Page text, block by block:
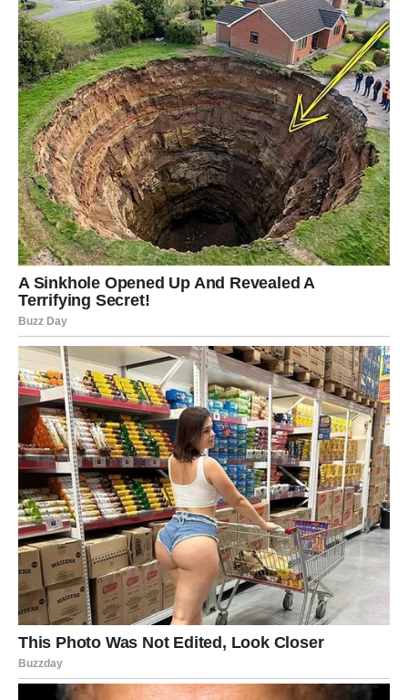
Škorpije će u drugoj polovini februara doživeti snažno
razotkrivanje.
Ako je neko bio neiskren – istina izlazi. Ako ste vi nosili
tajnu – sada dolazi trenutak suočavanja.
U ljubavi – karmički odnosi prolaze kroz test.
Na poslu – budite oprezni, ali hrabri.
Pravda za vas dolazi kroz transformaciju.
STRELAC – NAGRADA ZA
DOBRU NAMERU
Strelčevi ulaze u period kada univerzum prepoznaje
njihovu iskrenost.
Ako ste pomagali drugima – sada dolazi povrat.
U ljubavi – nova prilika ili jačanje postojeće veze.
Na poslu – otvara se nova vrata.
Pravda za vas dolazi kroz širenje i rast.
JARAC – KARMIČKI OBRAČUN